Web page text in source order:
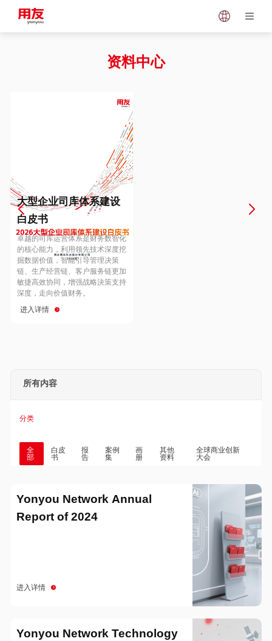
Vietnam
Europe
Hungary
Hong Kong
资料中心
大型企业司库体系建设
白皮书
卓越的司库运营体系是财务数智化
的核心能力，利用领先技术深度挖
掘数据价值，智能引导管理决策
链、生产经营链、客户服务链更加
敏捷高效协同，增强战略決策支持
深度，走向价值财务。
进入详情
所有内容
分类
全
部
白皮
书
报
告
案例
集
画
册
其他
资料
全球商业创新
大会
Yonyou Network Annual
Report of 2024
进入详情
Yonyou Network Technology